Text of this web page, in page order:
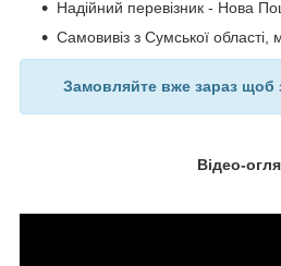
Надійний перевізник - Нова
Самовивіз з Сумської області,
Замовляйте вже зараз щоб
Відео-